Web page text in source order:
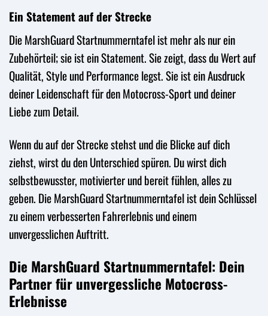
Ein Statement auf der Strecke
Die MarshGuard Startnummerntafel ist mehr als nur ein
Zubehörteil; sie ist ein Statement. Sie zeigt, dass du Wert auf
Qualität, Style und Performance legst. Sie ist ein Ausdruck
deiner Leidenschaft für den Motocross-Sport und deiner
Liebe zum Detail.
Wenn du auf der Strecke stehst und die Blicke auf dich
ziehst, wirst du den Unterschied spüren. Du wirst dich
selbstbewusster, motivierter und bereit fühlen, alles zu
geben. Die MarshGuard Startnummerntafel ist dein Schlüssel
zu einem verbesserten Fahrerlebnis und einem
unvergesslichen Auftritt.
Die MarshGuard Startnummerntafel: Dein
Partner für unvergessliche Motocross-
Erlebnisse